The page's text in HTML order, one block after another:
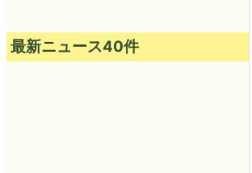
最新ニュース40件